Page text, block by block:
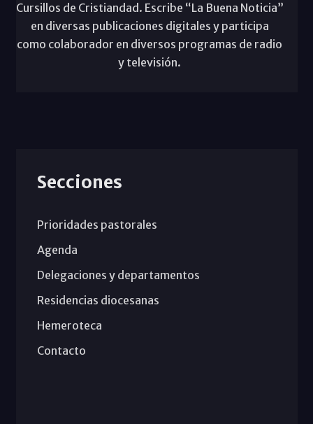
Cursillos de Cristiandad. Escribe “La Buena Noticia”
en diversas publicaciones digitales y participa
como colaborador en diversos programas de radio
y televisión.
Secciones
Prioridades pastorales
Agenda
Delegaciones y departamentos
Residencias diocesanas
Hemeroteca
Contacto